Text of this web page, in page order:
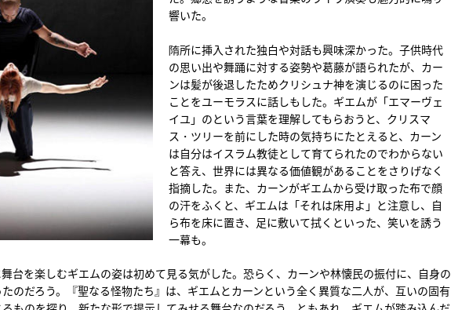
響いた。
隋所に挿入された独白や対話も興味深かった。子供時代
の思い出や舞踊に対する姿勢や葛藤が語られたが、カー
ンは髪が後退したためクリシュナ神を演じるのに困った
ことをユーモラスに話しもした。ギエムが「エマーヴェ
イユ」のという言葉を理解してもらおうと、クリスマ
ス・ツリーを前にした時の気持ちにたとえると、カーン
は自分はイスラム教徒として育てられたのでわからない
と答え、世界には異なる価値観があることをさりげなく
指摘した。また、カーンがギエムから受け取った布で顔
の汗をふくと、ギエムは「それは床用よ」と注意し、自
ら布を床に置き、足に敷いて拭くといった、笑いを誘う
一幕も。
台を楽しむギエムの姿は初めて見る気がした。恐らく、カーンや林懐民の振付に、自身の
のだろう。『聖なる怪物たち』は、ギエムとカーンという全く異質な二人が、互いの固有